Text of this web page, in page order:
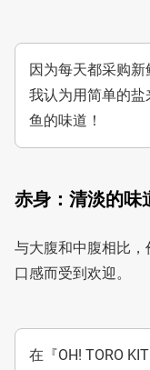
因为每天都采购
我认为用简单的
鱼的味道！
赤身：清淡的味
与大腹和中腹相比
口感而受到欢迎。
在『OH! TORO